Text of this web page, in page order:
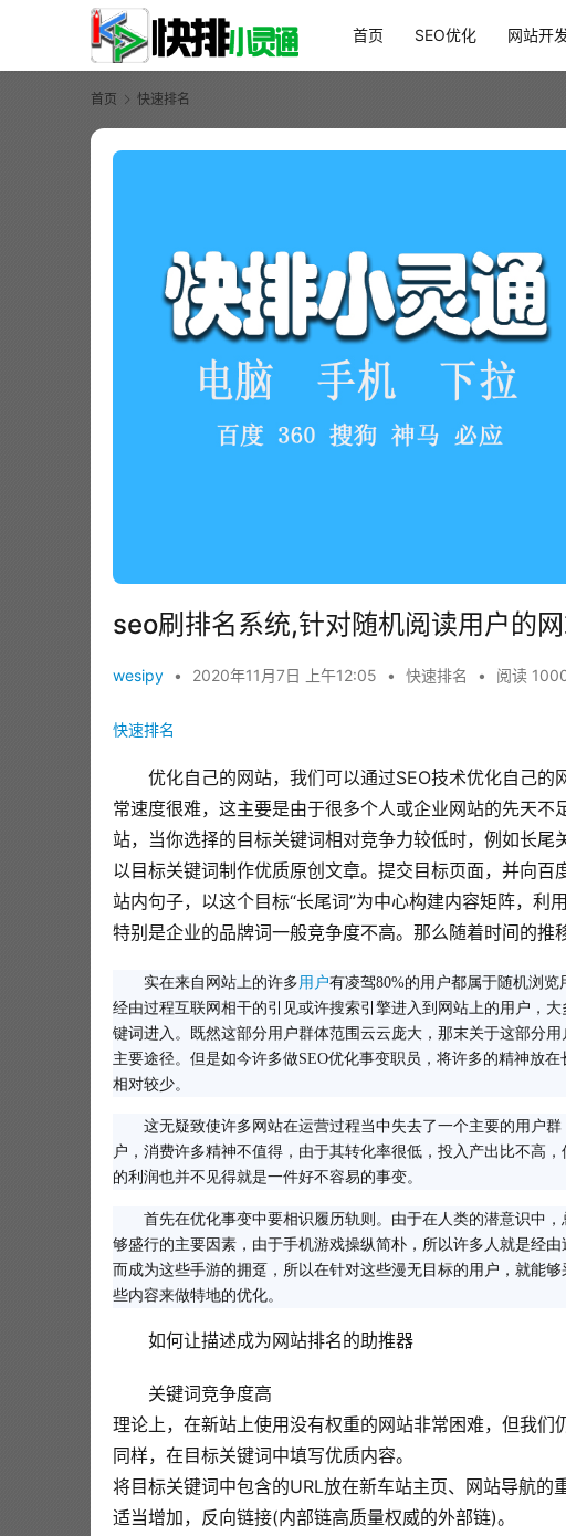
首页 SEO优化 网站开
首页 快速排名
seo刷排名系统,针对随机阅读用户的
wesipy • 2020年11月7日 上午12:05 • 快速排名 • 阅读
快速排名
优化自己的网站，我们可以通过SEO技术优化自己的
常速度很难，这主要是由于很多个人或企业网站的先天
站，当你选择的目标关键词相对竞争力较低时，例如长尾
以目标关键词制作优质原创文章。提交目标页面，并向百
站内句子，以这个目标“长尾词”为中心构建内容矩阵，利
特别是企业的品牌词一般竞争度不高。那么随着时间的推
实在来自网站上的许多用户有凌驾80%的用户都属于随机浏览
经由过程互联网相干的引见或许搜索引擎进入到网站上的用户，
键词进入。既然这部分用户群体范围云云庞大，那末关于这部分
主要途径。但是如今许多做SEO优化事变职员，将许多的精神放
相对较少。
这无疑致使许多网站在运营过程当中失去了一个主要的用户
户，消费许多精神不值得，由于其转化率很低，投入产出比不高
的利润也并不见得就是一件好不容易的事变。
首先在优化事变中要相识履历轨则。由于在人类的潜意识中
够盛行的主要因素，由于手机游戏操纵简朴，所以许多人就是经
而成为这些手游的拥趸，所以在针对这些漫无目标的用户，就能
些内容来做特地的优化。
如何让描述成为网站排名的助推器
关键词竞争度高
理论上，在新站上使用没有权重的网站非常困难，但我们
同样，在目标关键词中填写优质内容。
将目标关键词中包含的URL放在新车站主页、网站导航的
适当增加，反向链接(内部链高质量权威的外部链)。